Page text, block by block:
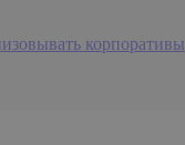
корпоративы